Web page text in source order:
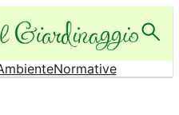
Normative